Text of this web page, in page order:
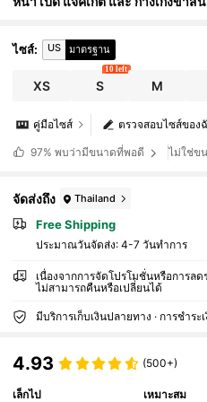
ไซส์: US มาตรฐาน
XS S
10 left
M
ตรวจสอบไซส์ของ
คู่มือไซส์
97% พบว่ามีขนาดที่พอดี ไม่ใช่ข
จัดส่งถึง Thailand
Free Shipping
ประมาณวันจัดส่ง: 4-7 วันทำการ
เนื่องจากการจัดโปรโมชั่นหรือการล
ไม่สามารถคืนหรือเปลี่ยนได้
4.93 (500+)
เล็กไป
เหมาะสม